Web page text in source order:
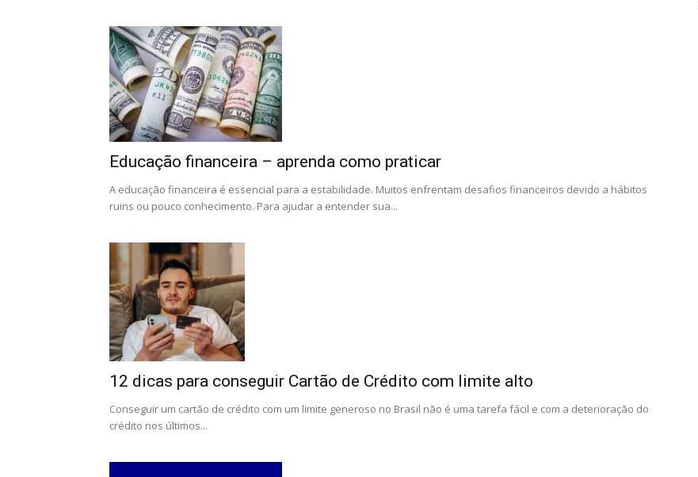
Educação financeira – aprenda como praticar
A educação financeira é essencial para a estabilidade. Muitos enfrentam desafios financeiros devido a hábitos
ruins ou pouco conhecimento. Para ajudar a entender sua...
12 dicas para conseguir Cartão de Crédito com limite alto
Conseguir um cartão de crédito com um limite generoso no Brasil não é uma tarefa fácil e com a deterioração do
crédito nos últimos...